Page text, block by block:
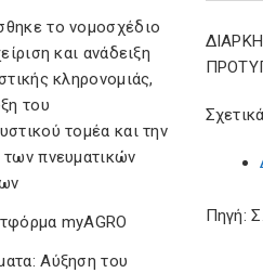
το νομοσχέδιο
και ανάδειξη
κληρονομιάς,
του
τομέα και την
πνευματικών
myAGRO
Αύξηση του
Πηγή: